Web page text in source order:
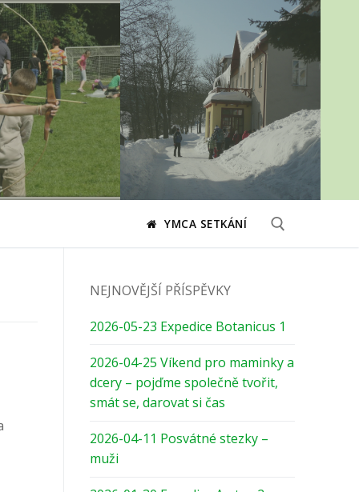
YMCA SETKÁNÍ
Hledat:
NEJNOVĚJŠÍ PŘÍSPĚVKY
2026-05-23 Expedice Botanicus 1
2026-04-25 Víkend pro maminky a
dcery – pojďme společně tvořit,
smát se, darovat si čas
2026-04-11 Posvátné stezky –
muži